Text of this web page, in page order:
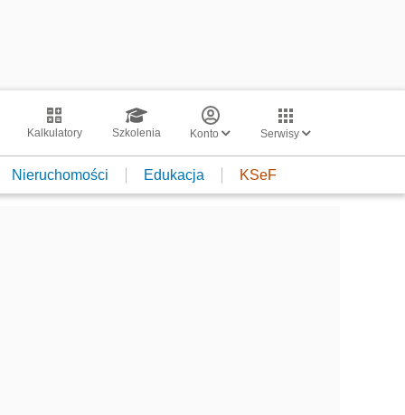
Kalkulatory Szkolenia Konto Serwisy
Nieruchomości Edukacja KSeF